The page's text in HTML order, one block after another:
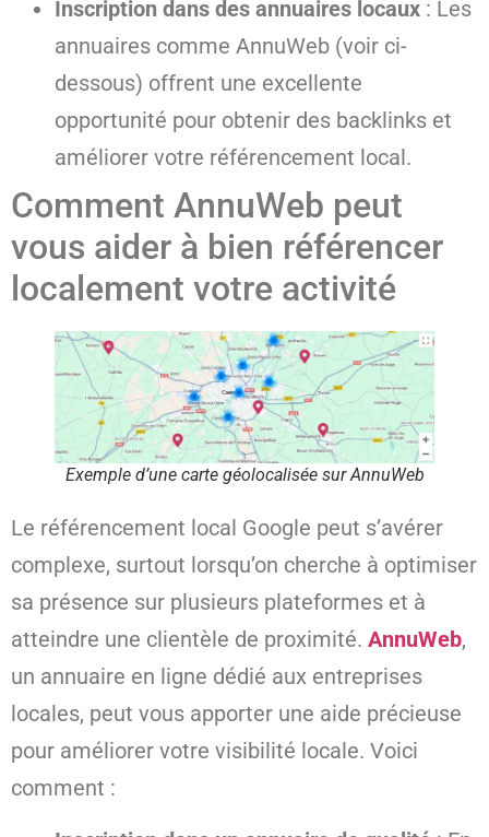
Inscription dans des annuaires locaux : Les
annuaires comme AnnuWeb (voir ci-
dessous) offrent une excellente
opportunité pour obtenir des backlinks et
améliorer votre référencement local.
Comment AnnuWeb peut
vous aider à bien référencer
localement votre activité
Exemple d’une carte géolocalisée sur AnnuWeb
Le référencement local Google peut s’avérer
complexe, surtout lorsqu’on cherche à optimiser
sa présence sur plusieurs plateformes et à
atteindre une clientèle de proximité. AnnuWeb,
un annuaire en ligne dédié aux entreprises
locales, peut vous apporter une aide précieuse
pour améliorer votre visibilité locale. Voici
comment :